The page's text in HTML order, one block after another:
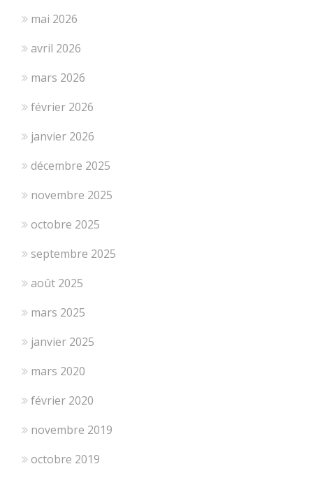
mai 2026
avril 2026
mars 2026
février 2026
janvier 2026
décembre 2025
novembre 2025
octobre 2025
septembre 2025
août 2025
mars 2025
janvier 2025
mars 2020
février 2020
novembre 2019
octobre 2019